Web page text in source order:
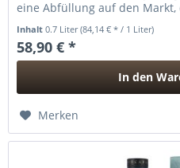
eine Abfüllung auf den
Inhalt0.7 Liter(84,14 € * / 1 Liter)
58,90 € *
In den
Merken